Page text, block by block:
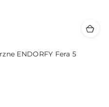
ENDORFY Fera 5